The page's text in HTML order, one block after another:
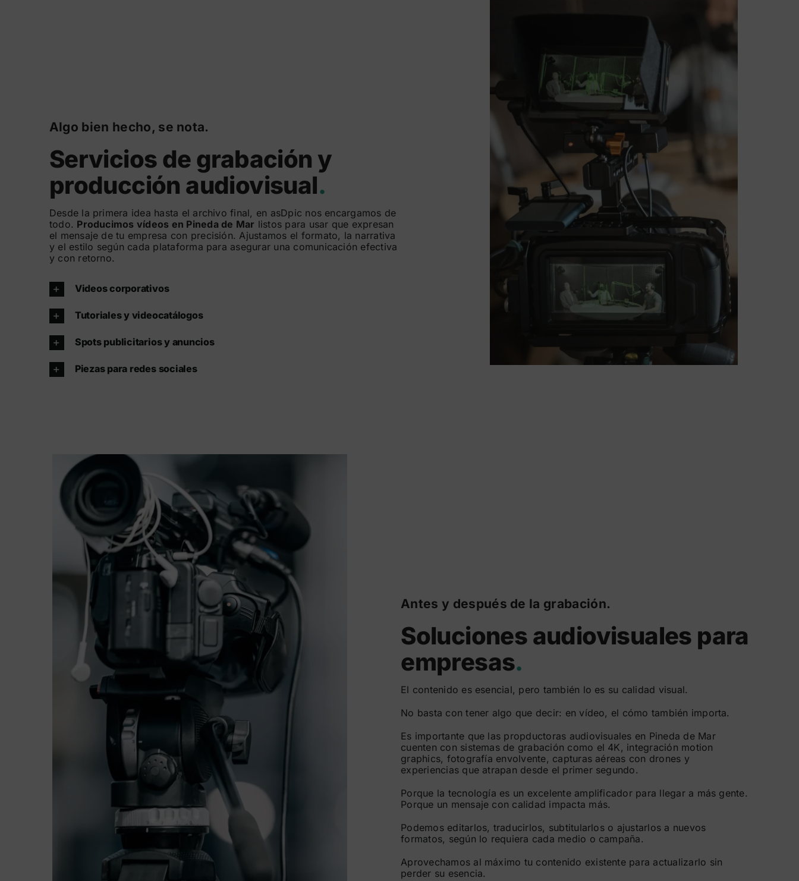
Algo bien hecho, se nota.
Servicios de grabación y
producción audiovisual.
Desde la primera idea hasta el archivo final, en asDpic nos encargamos de
todo. Producimos vídeos en Pineda de Mar listos para usar que expresan
el mensaje de tu empresa con precisión. Ajustamos el formato, la narrativa
y el estilo según cada plataforma para asegurar una comunicación efectiva
y con retorno.
Videos corporativos
Tutoriales y videocatálogos
Spots publicitarios y anuncios
Piezas para redes sociales
Antes y después de la grabación.
Soluciones audiovisuales para
empresas.
El contenido es esencial, pero también lo es su calidad visual.
No basta con tener algo que decir: en vídeo, el cómo también importa.
Es importante que las propductoras audiovisuales en Pineda de Mar
cuenten con sistemas de grabación como el 4K, integración motion
graphics, fotografía envolvente, capturas aéreas con drones y
experiencias que atrapan desde el primer segundo.
Porque la tecnología es un excelente amplificador para llegar a más gente.
Porque un mensaje con calidad impacta más.
Podemos editarlos, traducirlos, subtitularlos o ajustarlos a nuevos
formatos, según lo requiera cada medio o campaña.
Aprovechamos al máximo tu contenido existente para actualizarlo sin
perder su esencia.